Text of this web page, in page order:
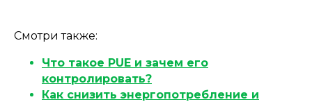
Смотри также:
Что такое PUE и зачем его
контролировать?
Как снизить энергопотребление и